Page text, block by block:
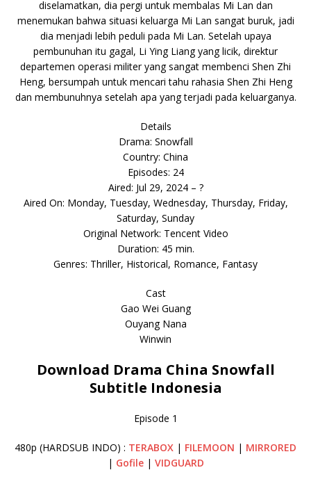
diselamatkan, dia pergi untuk membalas Mi Lan dan
menemukan bahwa situasi keluarga Mi Lan sangat buruk, jadi
dia menjadi lebih peduli pada Mi Lan. Setelah upaya
pembunuhan itu gagal, Li Ying Liang yang licik, direktur
departemen operasi militer yang sangat membenci Shen Zhi
Heng, bersumpah untuk mencari tahu rahasia Shen Zhi Heng
dan membunuhnya setelah apa yang terjadi pada keluarganya.
Details
Drama: Snowfall
Country: China
Episodes: 24
Aired: Jul 29, 2024 – ?
Aired On: Monday, Tuesday, Wednesday, Thursday, Friday,
Saturday, Sunday
Original Network: Tencent Video
Duration: 45 min.
Genres: Thriller, Historical, Romance, Fantasy
Cast
Gao Wei Guang
Ouyang Nana
Winwin
Download Drama China Snowfall
Subtitle Indonesia
Episode 1
480p (HARDSUB INDO) : TERABOX | FILEMOON | MIRRORED
| Gofile| VIDGUARD